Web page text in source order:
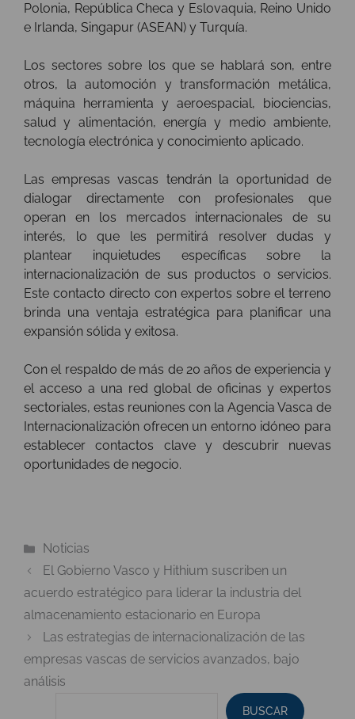
Polonia, República Checa y Eslovaquia, Reino Unido
e Irlanda, Singapur (ASEAN) y Turquía.
Los sectores sobre los que se hablará son, entre
otros, la automoción y transformación metálica,
máquina herramienta y aeroespacial, biociencias,
salud y alimentación, energía y medio ambiente,
tecnología electrónica y conocimiento aplicado.
Las empresas vascas tendrán la oportunidad de
dialogar directamente con profesionales que
operan en los mercados internacionales de su
interés, lo que les permitirá resolver dudas y
plantear inquietudes específicas sobre la
internacionalización de sus productos o servicios.
Este contacto directo con expertos sobre el terreno
brinda una ventaja estratégica para planificar una
expansión sólida y exitosa.
Con el respaldo de más de 20 años de experiencia y
el acceso a una red global de oficinas y expertos
sectoriales, estas reuniones con la Agencia Vasca de
Internacionalización ofrecen un entorno idóneo para
establecer contactos clave y descubrir nuevas
oportunidades de negocio.
Categorías
Noticias
El Gobierno Vasco y Hithium suscriben un
acuerdo estratégico para liderar la industria del
almacenamiento estacionario en Europa
Las estrategias de internacionalización de las
empresas vascas de servicios avanzados, bajo
análisis
BUSCAR